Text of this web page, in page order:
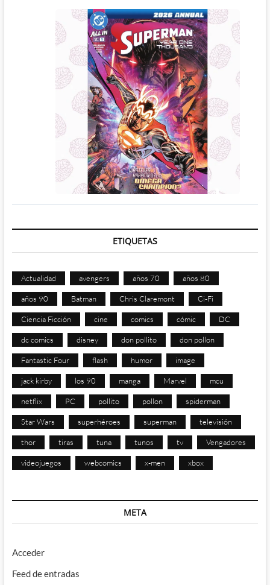
ETIQUETAS
Actualidad avengers años 70 años 80
años 90 Batman Chris Claremont Ci-Fi
Ciencia Ficción cine comics cómic DC
dc comics disney don pollito don pollon
Fantastic Four flash humor image
jack kirby los 90 manga Marvel mcu
netflix PC pollito pollon spiderman
Star Wars superhéroes superman televisión
thor tiras tuna tunos tv Vengadores
videojuegos webcomics x-men xbox
META
Acceder
Feed de entradas